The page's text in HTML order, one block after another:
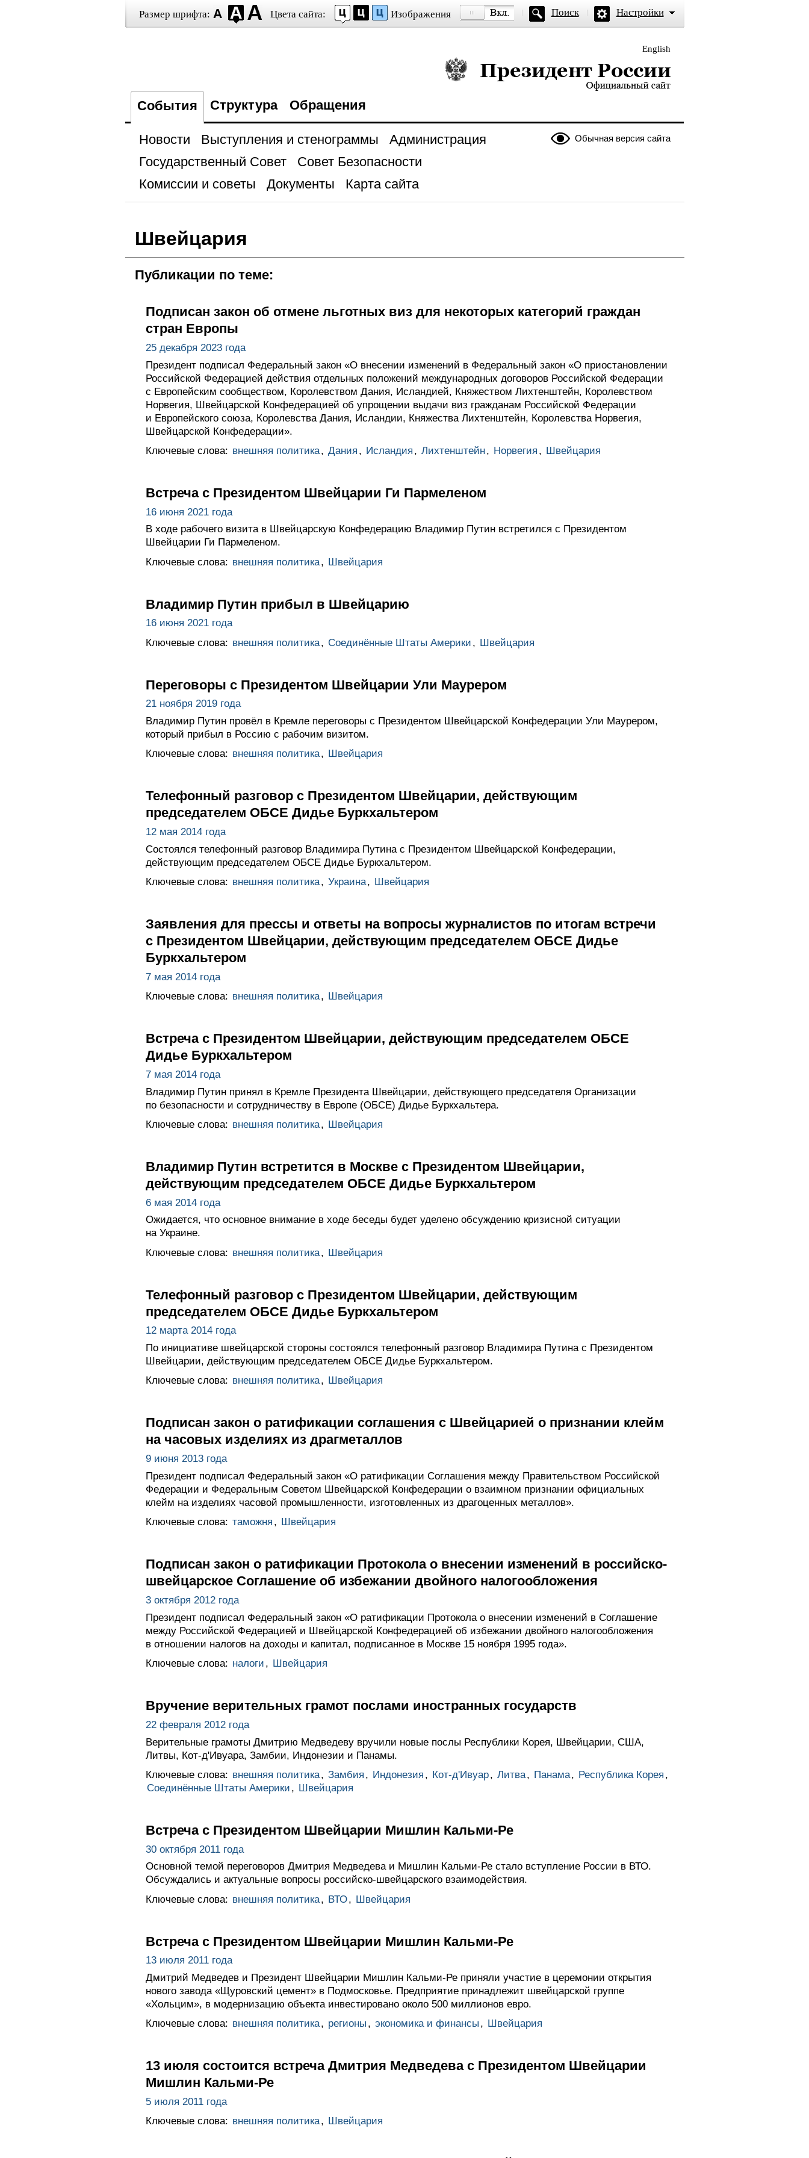
Размер шрифта: Цвета сайта: Изображения Поиск Настройки
English
Президент России — официальный сайт
События Структура Обращения
Обычная версия сайта
Новости Выступления и стенограммы
Администрация
Государственный Совет
Совет Безопасности
Комиссии и советы
Документы Карта сайта
Швейцария
Публикации по теме:
Подписан закон об отмене льготных виз для некоторых категорий граждан
стран Европы
25 декабря 2023 года
Президент подписал Федеральный закон «О внесении изменений в Федеральный закон «О приостановлении
Российской Федерацией действия отдельных положений международных договоров Российской Федерации
с Европейским сообществом, Королевством Дания, Исландией, Княжеством Лихтенштейн, Королевством
Норвегия, Швейцарской Конфедерацией об упрощении выдачи виз гражданам Российской Федерации
и Европейского союза, Королевства Дания, Исландии, Княжества Лихтенштейн, Королевства Норвегия,
Швейцарской Конфедерации».
Ключевые слова: внешняя политика, Дания , Исландия , Лихтенштейн, Норвегия , Швейцария
Встреча с Президентом Швейцарии Ги Пармеленом
16 июня 2021 года
В ходе рабочего визита в Швейцарскую Конфедерацию Владимир Путин встретился с Президентом
Швейцарии Ги Пармеленом.
Ключевые слова: внешняя политика, Швейцария
Владимир Путин прибыл в Швейцарию
16 июня 2021 года
Ключевые слова: внешняя политика, Соединённые Штаты Америки , Швейцария
Переговоры с Президентом Швейцарии Ули Маурером
21 ноября 2019 года
Владимир Путин провёл в Кремле переговоры с Президентом Швейцарской Конфедерации Ули Маурером,
который прибыл в Россию с рабочим визитом.
Ключевые слова: внешняя политика, Швейцария
Телефонный разговор с Президентом Швейцарии, действующим
председателем ОБСЕ Дидье Буркхальтером
12 мая 2014 года
Состоялся телефонный разговор Владимира Путина с Президентом Швейцарской Конфедерации,
действующим председателем ОБСЕ Дидье Буркхальтером.
Ключевые слова: внешняя политика, Украина, Швейцария
Заявления для прессы и ответы на вопросы журналистов по итогам встречи
с Президентом Швейцарии, действующим председателем ОБСЕ Дидье
Буркхальтером
7 мая 2014 года
Ключевые слова: внешняя политика, Швейцария
Встреча с Президентом Швейцарии, действующим председателем ОБСЕ
Дидье Буркхальтером
7 мая 2014 года
Владимир Путин принял в Кремле Президента Швейцарии, действующего председателя Организации
по безопасности и сотрудничеству в Европе (ОБСЕ) Дидье Буркхальтера.
Ключевые слова: внешняя политика, Швейцария
Владимир Путин встретится в Москве с Президентом Швейцарии,
действующим председателем ОБСЕ Дидье Буркхальтером
6 мая 2014 года
Ожидается, что основное внимание в ходе беседы будет уделено обсуждению кризисной ситуации
на Украине.
Ключевые слова: внешняя политика, Швейцария
Телефонный разговор с Президентом Швейцарии, действующим
председателем ОБСЕ Дидье Буркхальтером
12 марта 2014 года
По инициативе швейцарской стороны состоялся телефонный разговор Владимира Путина с Президентом
Швейцарии, действующим председателем ОБСЕ Дидье Буркхальтером.
Ключевые слова: внешняя политика, Швейцария
Подписан закон о ратификации соглашения с Швейцарией о признании клейм
на часовых изделиях из драгметаллов
9 июня 2013 года
Президент подписал Федеральный закон «О ратификации Соглашения между Правительством Российской
Федерации и Федеральным Советом Швейцарской Конфедерации о взаимном признании официальных
клейм на изделиях часовой промышленности, изготовленных из драгоценных металлов».
Ключевые слова: таможня , Швейцария
Подписан закон о ратификации Протокола о внесении изменений в российско-
швейцарское Соглашение об избежании двойного налогообложения
3 октября 2012 года
Президент подписал Федеральный закон «О ратификации Протокола о внесении изменений в Соглашение
между Российской Федерацией и Швейцарской Конфедерацией об избежании двойного налогообложения
в отношении налогов на доходы и капитал, подписанное в Москве 15 ноября 1995 года».
Ключевые слова: налоги , Швейцария
Вручение верительных грамот послами иностранных государств
22 февраля 2012 года
Верительные грамоты Дмитрию Медведеву вручили новые послы Республики Корея, Швейцарии, США,
Литвы, Кот-д'Ивуара, Замбии, Индонезии и Панамы.
Ключевые слова: внешняя политика, Замбия , Индонезия , Кот-д'Ивуар, Литва, Панама, Республика Корея ,
Соединённые Штаты Америки , Швейцария
Встреча с Президентом Швейцарии Мишлин Кальми-Ре
30 октября 2011 года
Основной темой переговоров Дмитрия Медведева и Мишлин Кальми-Ре стало вступление России в ВТО.
Обсуждались и актуальные вопросы российско-швейцарского взаимодействия.
Ключевые слова: внешняя политика, ВТО, Швейцария
Встреча с Президентом Швейцарии Мишлин Кальми-Ре
13 июля 2011 года
Дмитрий Медведев и Президент Швейцарии Мишлин Кальми-Ре приняли участие в церемонии открытия
нового завода «Щуровский цемент» в Подмосковье. Предприятие принадлежит швейцарской группе
«Хольцим», в модернизацию объекта инвестировано около 500 миллионов евро.
Ключевые слова: внешняя политика, регионы , экономика и финансы , Швейцария
13 июля состоится встреча Дмитрия Медведева с Президентом Швейцарии
Мишлин Кальми-Ре
5 июля 2011 года
Ключевые слова: внешняя политика, Швейцария